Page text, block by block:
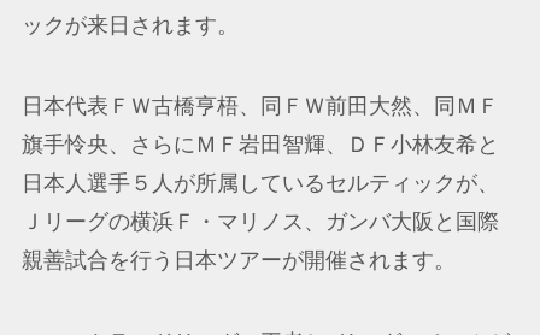
ックが来日されます。
日本代表ＦＷ古橋亨梧、同ＦＷ前田大然、同ＭＦ
旗手怜央、さらにＭＦ岩田智輝、ＤＦ小林友希と
日本人選手５人が所属しているセルティックが、
Ｊリーグの横浜Ｆ・マリノス、ガンバ大阪と国際
親善試合を行う日本ツアーが開催されます。